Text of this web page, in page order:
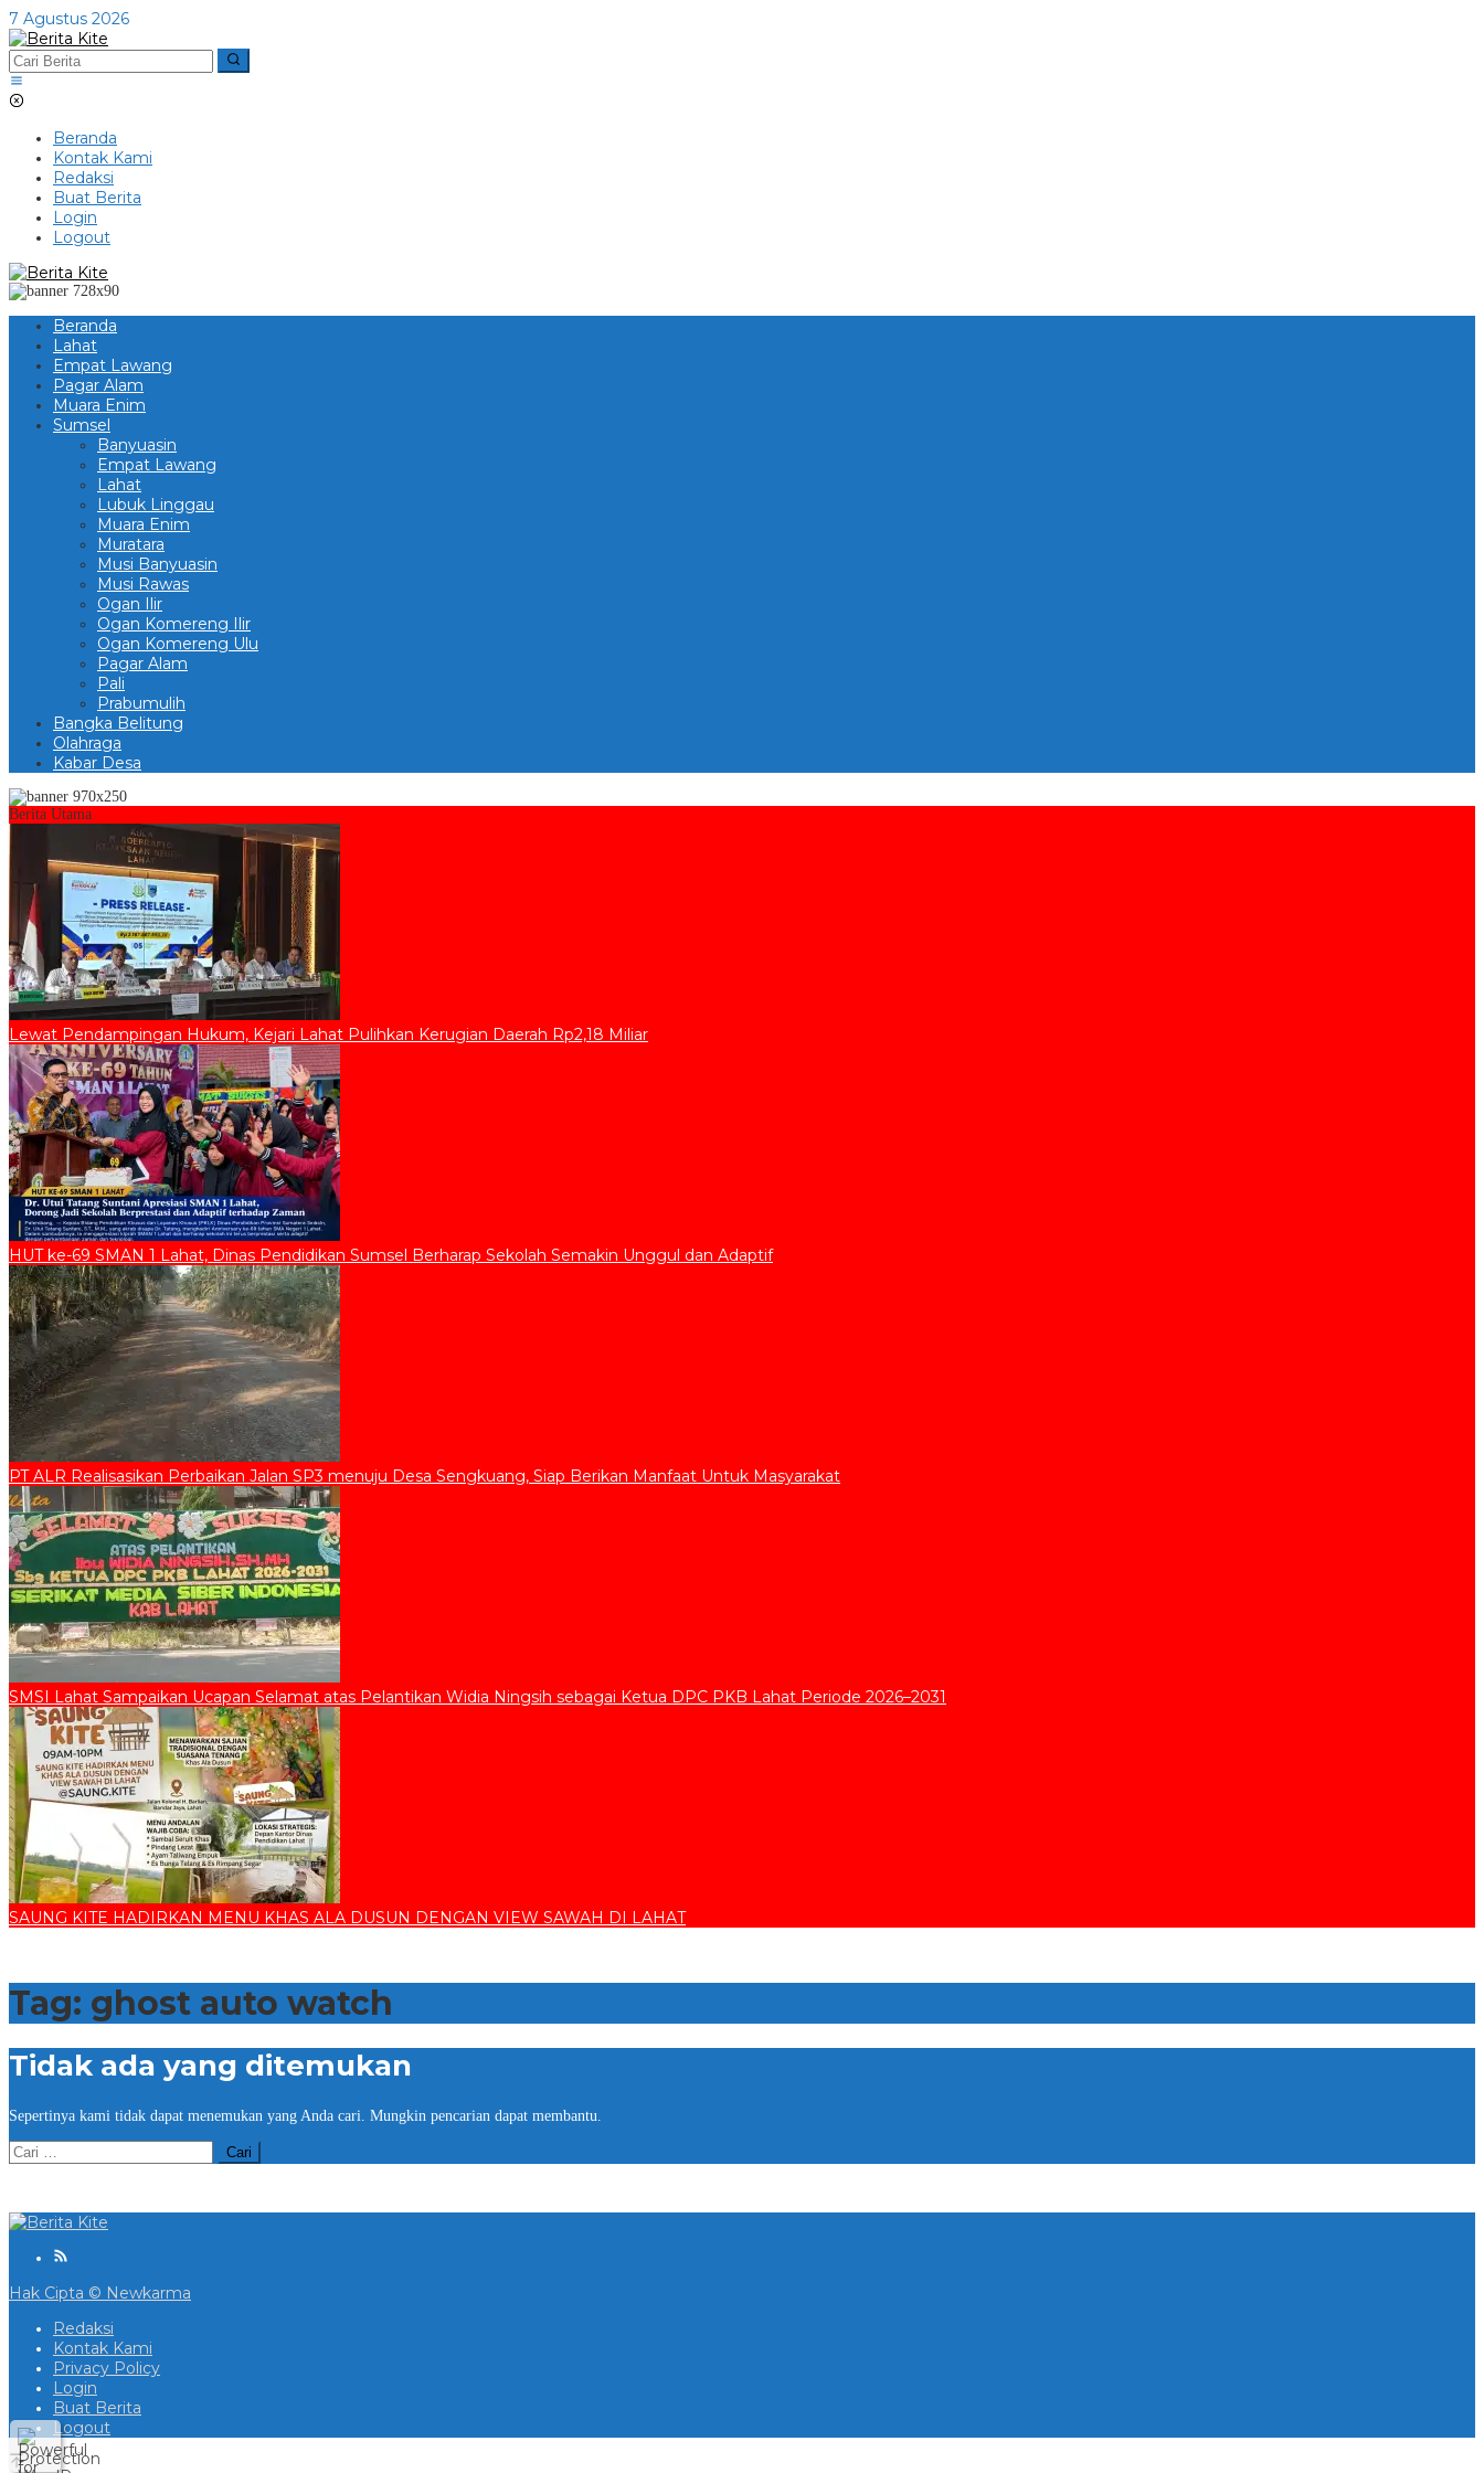
Lewati
ke
konten
7 Agustus 2026
Beranda
Kontak Kami
Redaksi
Buat Berita
Login
Logout
Beranda
Lahat
Empat Lawang
Pagar Alam
Muara Enim
Sumsel
Banyuasin
Empat Lawang
Lahat
Lubuk Linggau
Muara Enim
Muratara
Musi Banyuasin
Musi Rawas
Ogan Ilir
Ogan Komereng Ilir
Ogan Komereng Ulu
Pagar Alam
Pali
Prabumulih
Bangka Belitung
Olahraga
Kabar Desa
Berita Utama
Lewat Pendampingan Hukum, Kejari Lahat Pulihkan Kerugian Daerah Rp2,18 Miliar
HUT ke-69 SMAN 1 Lahat, Dinas Pendidikan Sumsel Berharap Sekolah Semakin Unggul dan Adaptif
PT ALR Realisasikan Perbaikan Jalan SP3 menuju Desa Sengkuang, Siap Berikan Manfaat Untuk Masyarakat
SMSI Lahat Sampaikan Ucapan Selamat atas Pelantikan Widia Ningsih sebagai Ketua DPC PKB Lahat Periode 2026–2031
SAUNG KITE HADIRKAN MENU KHAS ALA DUSUN DENGAN VIEW SAWAH DI LAHAT
Tag: ghost auto watch
Tidak ada yang ditemukan
Sepertinya kami tidak dapat menemukan yang Anda cari. Mungkin pencarian dapat membantu.
Cari
untuk:
Hak Cipta © Newkarma
Redaksi
Kontak Kami
Privacy Policy
Login
Buat Berita
Logout